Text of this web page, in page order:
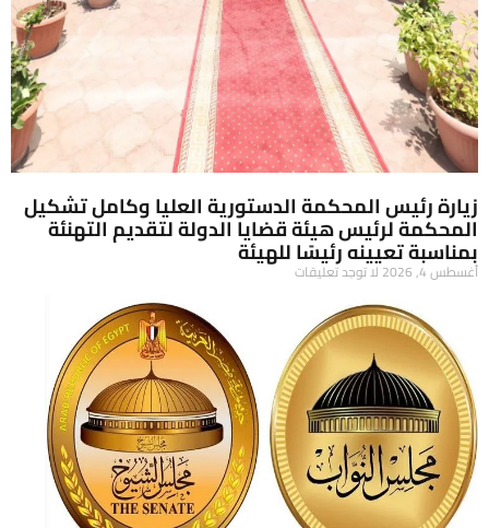
زيارة رئيس المحكمة الدستورية العليا وكامل تشكيل
المحكمة لرئيس هيئة قضايا الدولة لتقديم التهنئة
بمناسبة تعيينه رئيسًا للهيئة
أغسطس 4, 2026 لا توجد تعليقات